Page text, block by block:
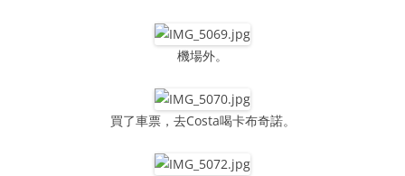
機場外。
買了車票，去Costa喝卡布奇諾。